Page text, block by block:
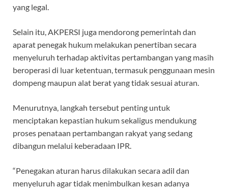
yang legal.
Selain itu, AKPERSI juga mendorong pemerintah dan
aparat penegak hukum melakukan penertiban secara
menyeluruh terhadap aktivitas pertambangan yang masih
beroperasi di luar ketentuan, termasuk penggunaan mesin
dompeng maupun alat berat yang tidak sesuai aturan.
Menurutnya, langkah tersebut penting untuk
menciptakan kepastian hukum sekaligus mendukung
proses penataan pertambangan rakyat yang sedang
dibangun melalui keberadaan IPR.
“Penegakan aturan harus dilakukan secara adil dan
menyeluruh agar tidak menimbulkan kesan adanya